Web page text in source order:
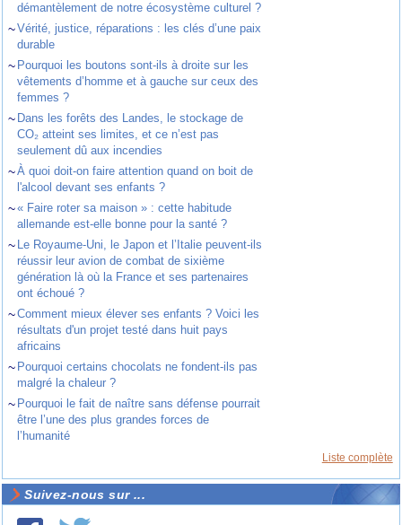
démantèlement de notre écosystème culturel ?
~Vérité, justice, réparations : les clés d’une paix
durable
~ Pourquoi les boutons sont-ils à droite sur les
vêtements d’homme et à gauche sur ceux des
femmes ?
~ Dans les forêts des Landes, le stockage de
CO₂ atteint ses limites, et ce n’est pas
seulement dû aux incendies
~À quoi doit-on faire attention quand on boit de
l'alcool devant ses enfants ?
~« Faire roter sa maison » : cette habitude
allemande est-elle bonne pour la santé ?
~ Le Royaume-Uni, le Japon et l’Italie peuvent-ils
réussir leur avion de combat de sixième
génération là où la France et ses partenaires
ont échoué ?
~Comment mieux élever ses enfants ? Voici les
résultats d'un projet testé dans huit pays
africains
~ Pourquoi certains chocolats ne fondent-ils pas
malgré la chaleur ?
~ Pourquoi le fait de naître sans défense pourrait
être l’une des plus grandes forces de
l’humanité
Liste complète
Suivez-nous sur ...